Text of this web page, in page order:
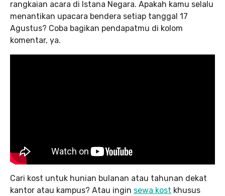
rangkaian acara di Istana Negara. Apakah kamu selalu
menantikan upacara bendera setiap tanggal 17
Agustus? Coba bagikan pendapatmu di kolom
komentar, ya.
Cari kost untuk hunian bulanan atau tahunan dekat
kantor atau kampus? Atau ingin sewa kost khusus